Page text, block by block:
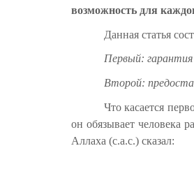
возможность для
Данная статья
Первый: гарантия
Второй:
Что касается
он обязывает человека
Аллаха (с.а.с.) сказал: